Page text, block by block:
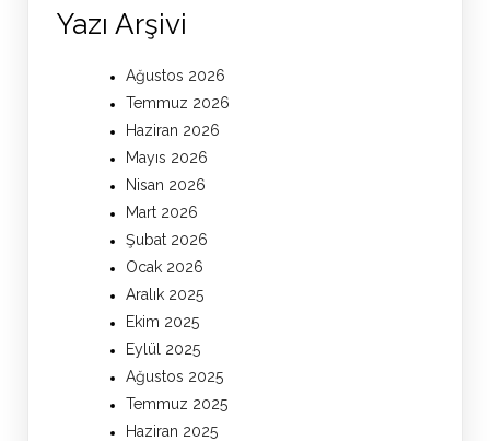
Yazı Arşivi
Ağustos 2026
Temmuz 2026
Haziran 2026
Mayıs 2026
Nisan 2026
Mart 2026
Şubat 2026
Ocak 2026
Aralık 2025
Ekim 2025
Eylül 2025
Ağustos 2025
Temmuz 2025
Haziran 2025